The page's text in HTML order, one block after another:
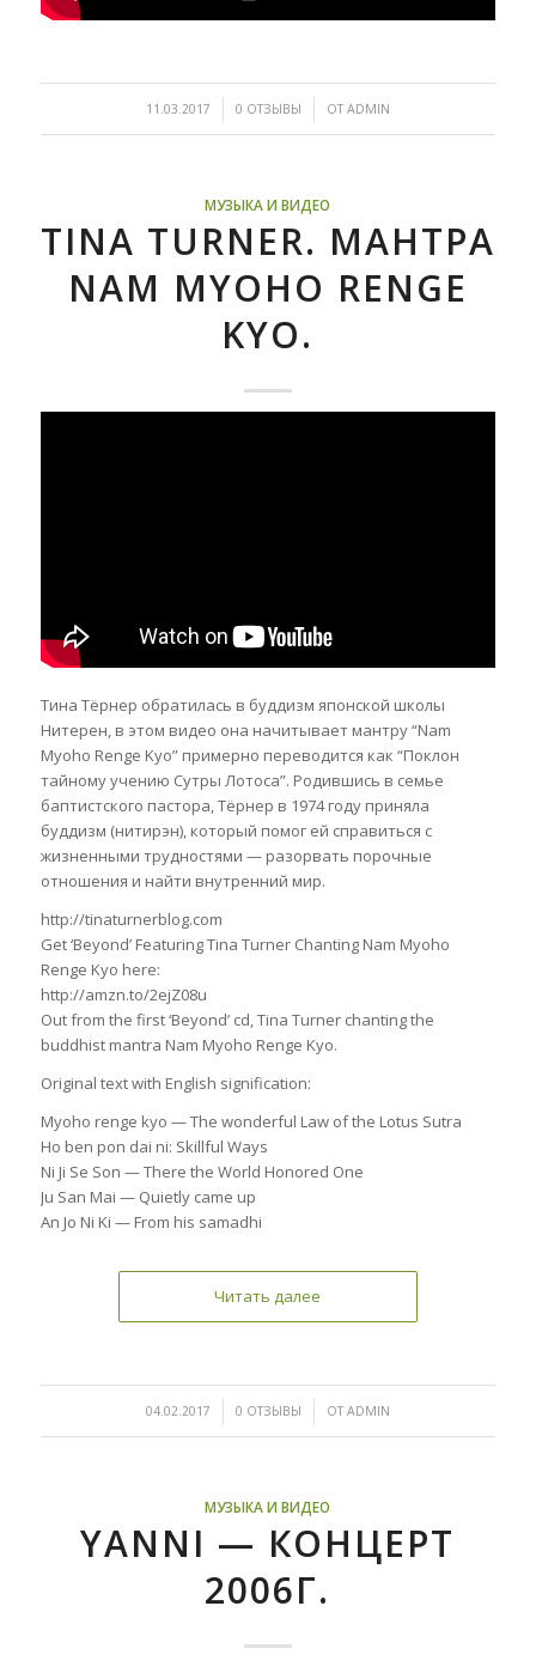
11.03.2017
/ 0 ОТЗЫВЫ
/ ОТADMIN
МУЗЫКА И ВИДЕО
TINA TURNER. МАНТРА
NAM MYOHO RENGE
KYO.
Тина Тёрнер обратилась в буддизм японской школы
Нитерен, в этом видео она начитывает мантру “Nam
Myoho Renge Kyo” примерно переводится как “Поклон
тайному учению Сутры Лотоса”. Родившись в семье
баптистского пастора, Тёрнер в 1974 году приняла
буддизм (нитирэн), который помог ей справиться с
жизненными трудностями — разорвать порочные
отношения и найти внутренний мир.
http://tinaturnerblog.com
Get ‘Beyond’ Featuring Tina Turner Chanting Nam Myoho
Renge Kyo here:
http://amzn.to/2ejZ08u
Out from the first ‘Beyond’ cd, Tina Turner chanting the
buddhist mantra Nam Myoho Renge Kyo.
Original text with English signification:
Myoho renge kyo — The wonderful Law of the Lotus Sutra
Ho ben pon dai ni: Skillful Ways
Ni Ji Se Son — There the World Honored One
Ju San Mai — Quietly came up
An Jo Ni Ki — From his samadhi
Читать далее
04.02.2017
/ 0 ОТЗЫВЫ
/ ОТADMIN
МУЗЫКА И ВИДЕО
YANNI — КОНЦЕРТ
2006Г.